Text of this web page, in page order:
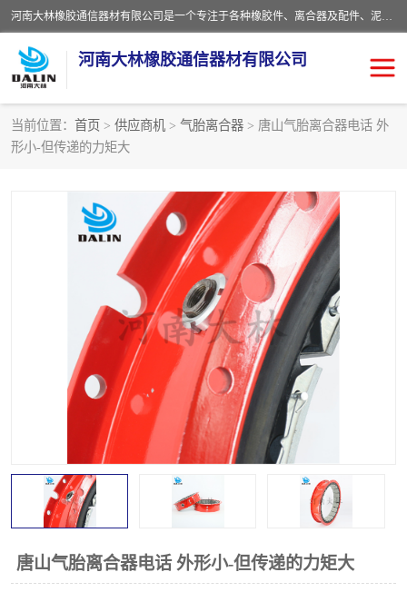
河南大林橡胶通信器材有限公司是一个专注于各种橡胶件、离合器及配件、泥浆泵及配件等产品设计制造和加工的企业。产品应用于矿山、冶金、石油、钢铁、化工、水泥、船舶、造纸、通用机械等各种大功率机械传动或制动装置。
河南大林橡胶通信器材有限公司
当前位置： 首页 > 供应商机 > 气胎离合器 > 唐山气胎离合器电话 外
形小-但传递的力矩大
唐山气胎离合器电话 外形小-但传递的力矩大
推盘离合器
VC离合器 矿山离合器
PO隔膜离合器 气胎离合器
泥浆泵空气包胶囊 气动元件
DY隔膜式离合器 CB离合器
KB离合器 实芯轮胎
联轴器
橡胶件 液力端配件